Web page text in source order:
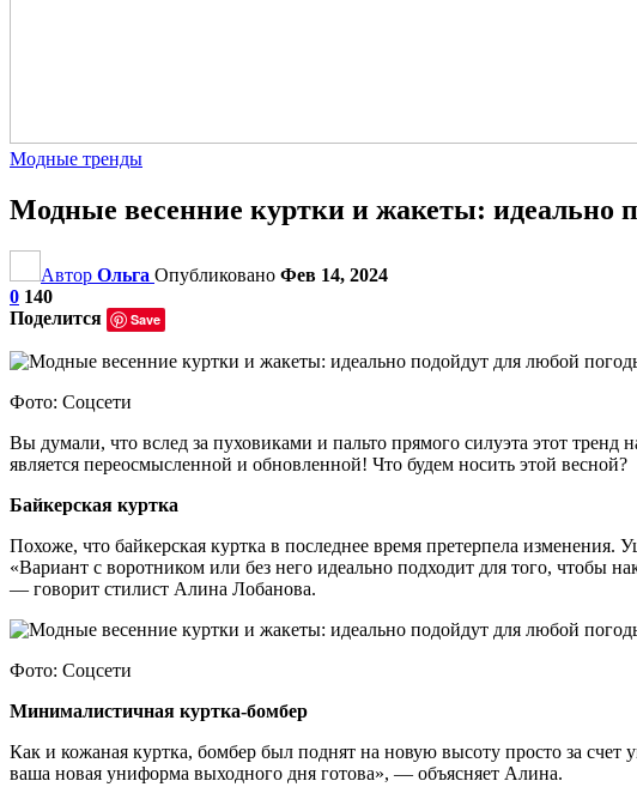
Модные тренды
Модные весенние куртки и жакеты: идеально
Автор Ольга Опубликовано Фев 14, 2024
0 140
Поделится
Save
Фото: Соцсети
Вы думали, что вслед за пуховиками и пальто прямого силуэта этот тренд
является переосмысленной и обновленной! Что будем носить этой весной?
Байкерская куртка
Похоже, что байкерская куртка в последнее время претерпела
«Вариант с воротником или без него идеально подходит для того, чтобы
— говорит стилист Алина Лобанова.
Фото: Соцсети
Минималистичная куртка-бомбер
Как и кожаная куртка, бомбер был поднят на новую высоту просто за
ваша новая униформа выходного дня готова», — объясняет Алина.